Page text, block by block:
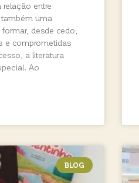
relação entre
também uma
desde cedo,
e comprometidas
a literatura
Ao
BLOG